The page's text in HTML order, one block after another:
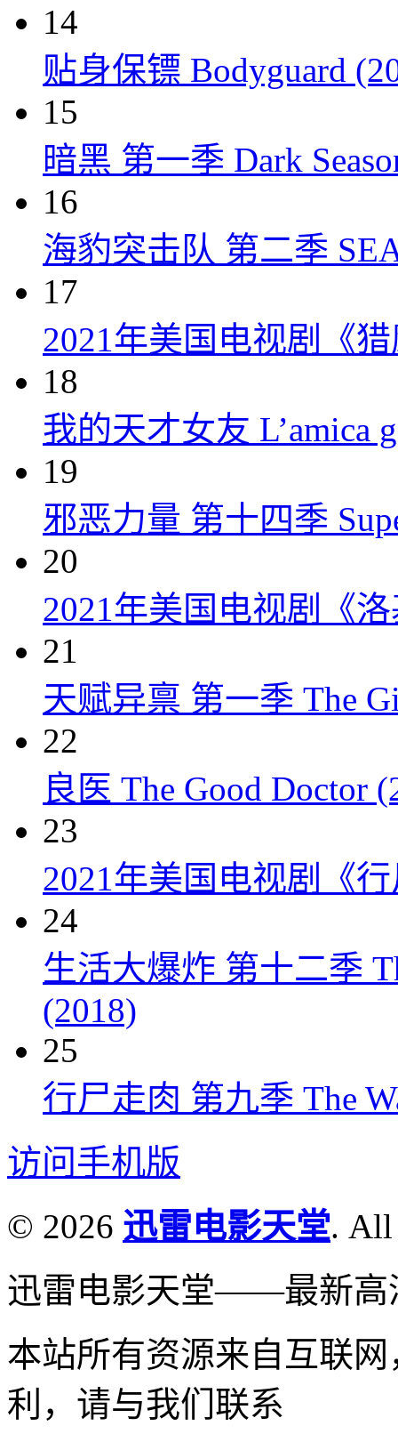
14
贴身保镖 Bodyguard
15
暗黑 第一季 Dark
16
海豹突击队 第二季
17
2021年美国电视剧《
18
我的天才女友 L’amica
19
邪恶力量 第十四季
20
2021年美国电视剧《
21
天赋异禀 第一季 The
22
良医 The Good Doctor
23
2021年美国电视剧《
24
生活大爆炸 第十二季
(2018)
25
行尸走肉 第九季 The
访问手机版
© 2026 迅雷电影天堂. All
迅雷电影天堂——最新高
本站所有资源来自互联
利，请与我们联系